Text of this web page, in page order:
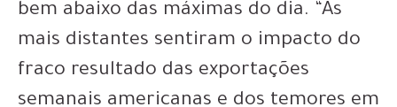
bem abaixo das máximas do dia. “As
mais distantes sentiram o impacto do
fraco resultado das exportações
semanais americanas e dos temores em